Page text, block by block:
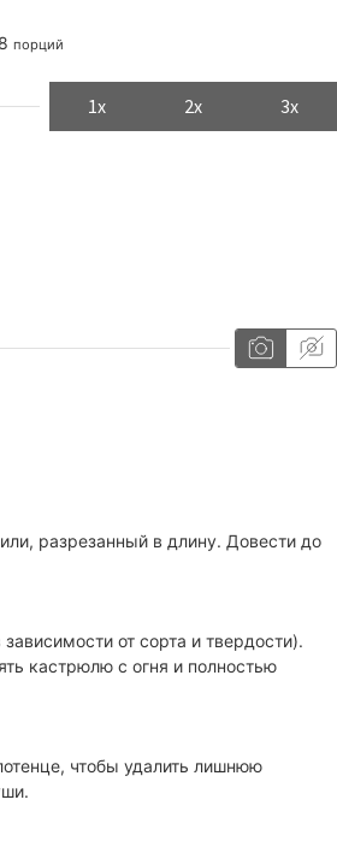
8 порций
1x 2x 3x
разрезанный в длину. Довести до
от сорта и твердости).
кастрюлю с огня и полностью
чтобы удалить лишнюю